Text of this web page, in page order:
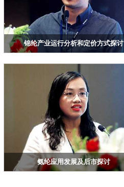
锦纶产业运行分析和定价方式探讨
师李毅
氨纶应用发展及后市探讨